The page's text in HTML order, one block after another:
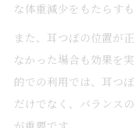
な体重減少をもたらす
また、耳つぼの位置が
なかった場合も効果を
的での利用では、耳つ
だけでなく、バランス